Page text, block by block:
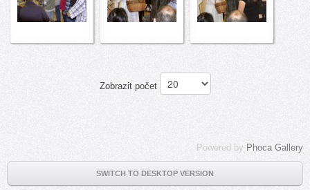
Zobrazit počet
Powered by Phoca Gallery
SWITCH TO DESKTOP VERSION